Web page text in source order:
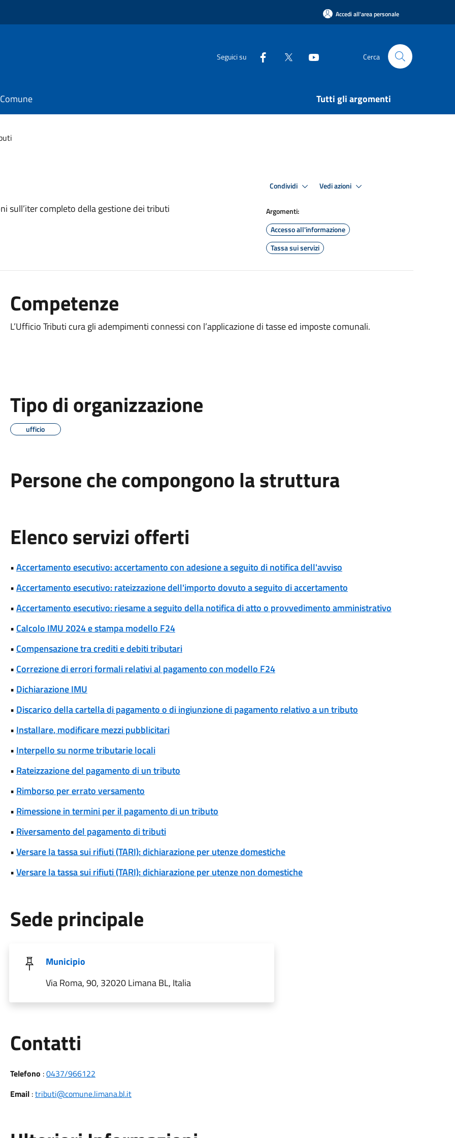
Accedi all'area personale
Seguici su Cerca
Tutti gli argomenti
sull’iter completo della gestione dei tributi
Condividi Vedi azioni
Argomenti:
Accesso all'informazione
Tassa sui servizi
Competenze
L’Ufficio Tributi cura gli adempimenti connessi con l’applicazione di tasse ed imposte comunali.
Tipo di organizzazione
ufficio
Persone che compongono la struttura
Elenco servizi offerti
•Accertamento esecutivo: accertamento con adesione a seguito di notifica dell'avviso
•Accertamento esecutivo: rateizzazione dell'importo dovuto a seguito di accertamento
•Accertamento esecutivo: riesame a seguito della notifica di atto o provvedimento amministrativo
• Calcolo IMU 2024 e stampa modello F24
• Compensazione tra crediti e debiti tributari
• Correzione di errori formali relativi al pagamento con modello F24
• Dichiarazione IMU
• Discarico della cartella di pagamento o di ingiunzione di pagamento relativo a un tributo
• Installare, modificare mezzi pubblicitari
• Interpello su norme tributarie locali
• Rateizzazione del pagamento di un tributo
• Rimborso per errato versamento
• Rimessione in termini per il pagamento di un tributo
• Riversamento del pagamento di tributi
•Versare la tassa sui rifiuti (TARI): dichiarazione per utenze domestiche
•Versare la tassa sui rifiuti (TARI): dichiarazione per utenze non domestiche
Sede principale
Municipio
Via Roma, 90, 32020 Limana BL, Italia
Contatti
Telefono :0437/966122
Email:tributi@comune.limana.bl.it